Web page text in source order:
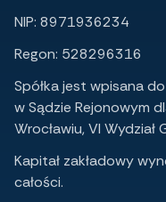
NIP: 8971936234
Regon: 528296316
Spółka jest wpisana
w Sądzie Rejonowym
Wrocławiu, VI
Kapitał zakładowy
całości.